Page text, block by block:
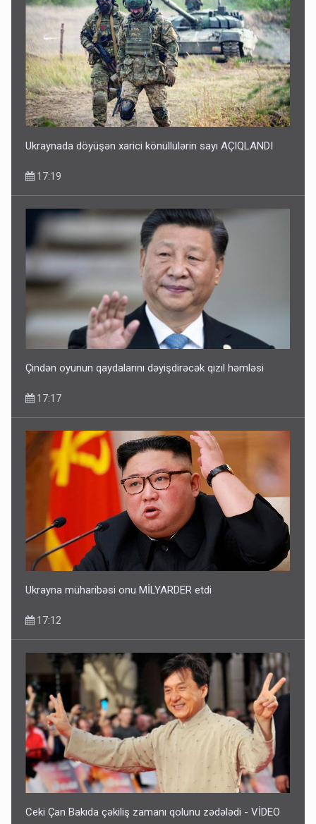
Ukraynada döyüşən xarici könüllülərin sayı AÇIQLANDI
17:19
Çindən oyunun qaydalarını dəyişdirəcək qızıl həmləsi
17:17
Ukrayna müharibəsi onu MİLYARDER etdi
17:12
Ceki Çan Bakıda çəkiliş zamanı qolunu zədələdi - VİDEO